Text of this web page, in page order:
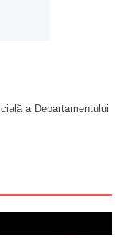
a Departamentului